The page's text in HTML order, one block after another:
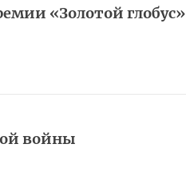
«Золотой глобус»
войны